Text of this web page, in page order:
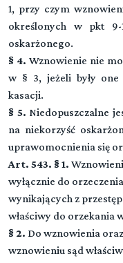
1, przy czym
określonych w pkt 9-
oskarżonego.
§ 4. Wznowienie nie
w § 3, jeżeli były
kasacji.
§ 5. Niedopuszczalne
na niekorzyść
uprawomocnienia się
Art. 543. § 1.
wyłącznie do
wynikających z
właściwy do orzekania
§ 2. Do wznowienia
wznowieniu sąd